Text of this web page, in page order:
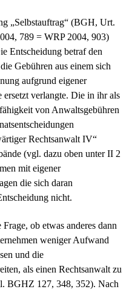
„Selbstauftrag“ (BGH, Urt.
789 = WRP 2004, 903)
Entscheidung betraf den
Gebühren aus einem sich
aufgrund eigener
verlangte. Die in ihr als
von Anwaltsgebühren
Rechtsanwalt IV“
(vgl. dazu oben unter II 2
mit eigener
die sich daran
nicht.
ob etwas anderes dann
weniger Aufwand
und die
als einen Rechtsanwalt zu
BGHZ 127, 348, 352). Nach